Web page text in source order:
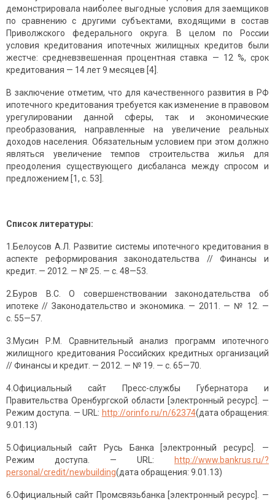
демонстрировала наиболее выгодные условия для заемщиков
по сравнению с другими субъектами, входящими в состав
Приволжского федерального округа. В целом по России
условия кредитования ипотечных жилищных кредитов были
жестче: средневзвешенная процентная ставка — 12 %, срок
кредитования — 14 лет 9 месяцев [4].
В заключение отметим, что для качественного развития в РФ
ипотечного кредитования требуется как изменение в правовом
урегулировании данной сферы, так и экономические
преобразования, направленные на увеличение реальных
доходов населения. Обязательным условием при этом должно
являться увеличение темпов строительства жилья для
преодоления существующего дисбаланса между спросом и
предложением [1, с. 53].
Список литературы:
1.Белоусов А.Л. Развитие системы ипотечного кредитования в
аспекте реформирования законодательства // Финансы и
кредит. — 2012. — № 25. — с. 48—53.
2.Буров В.С. О совершенствовании законодательства об
ипотеке // Законодательство и экономика. — 2011. — № 12. —
с. 55—57.
3.Мусин Р.М. Сравнительный анализ программ ипотечного
жилищного кредитования Российских кредитных организаций
// Финансы и кредит. — 2012. — № 19. — с. 65—70.
4.Официальный сайт Пресс-службы Губернатора и
Правительства Оренбургской области [электронный ресурс]. —
Режим доступа. — URL: http://orinfo.ru/n/62374(дата обращения:
9.01.13)
5.Официальный сайт Русь Банка [электронный ресурс]. —
Режим доступа. — URL:
http://www.bankrus.ru/?
personal/credit/newbuilding(дата обращения: 9.01.13)
6.Официальный сайт Промсвязьбанка [электронный ресурс]. —